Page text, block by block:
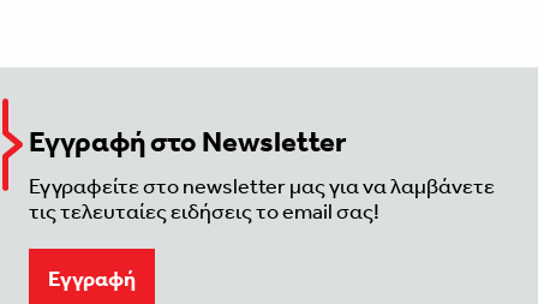
Εγγραφή στο Newsletter
Εγγραφείτε στο newsletter μας για να λαμβάνετε
τις τελευταίες ειδήσεις το email σας!
Eγγραφή